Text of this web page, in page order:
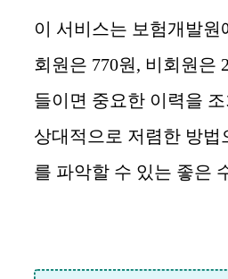
이 서비스는 보험개발원
회원은 770원, 비회원은
들이면 중요한 이력을
상대적으로 저렴한 방법
를 파악할 수 있는 좋은